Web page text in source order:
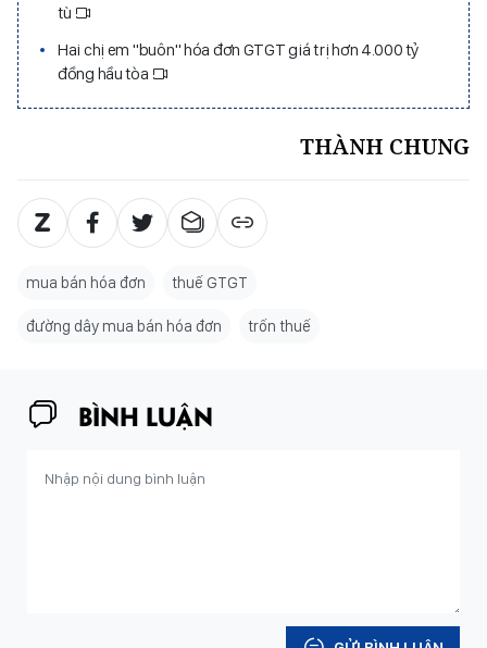
tù
Hai chị em "buôn" hóa đơn GTGT giá trị hơn 4.000 tỷ
đồng hầu tòa
THÀNH CHUNG
mua bán hóa đơn thuế GTGT
đường dây mua bán hóa đơn trốn thuế
BÌNH LUẬN